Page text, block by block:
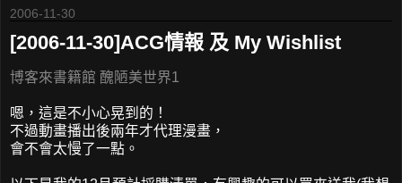
2006-11-30
[2006-11-30]ACG情報 及 My Wishlist
博客來書籍館 醜陋美世界1
嗯，這是不小心晃到的！
不過動畫播出後兩年才代理漫畫，
會不會太慢了一點。